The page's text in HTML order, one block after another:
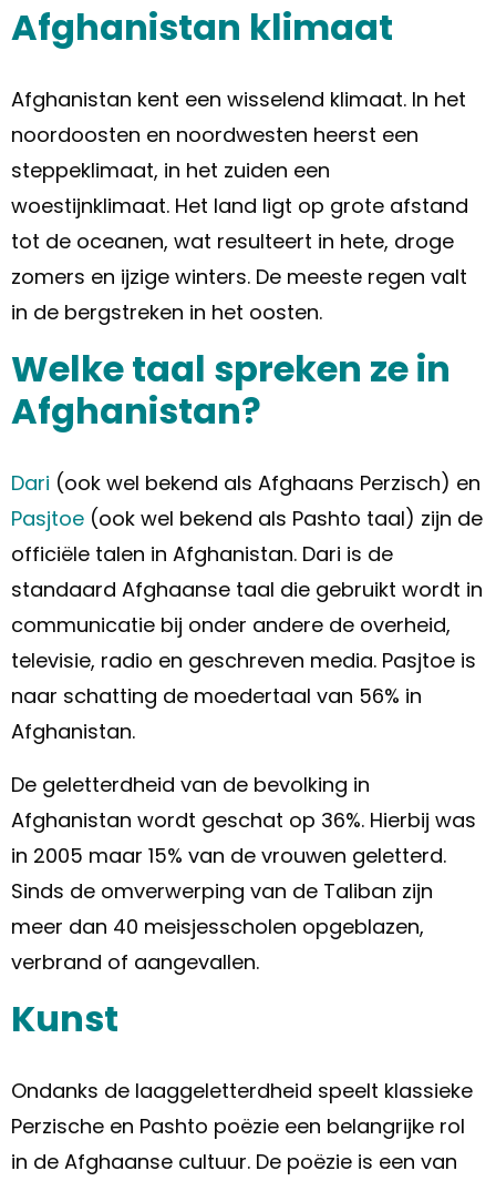
Afghanistan klimaat
Afghanistan kent een wisselend klimaat. In het
noordoosten en noordwesten heerst een
steppeklimaat, in het zuiden een
woestijnklimaat. Het land ligt op grote afstand
tot de oceanen, wat resulteert in hete, droge
zomers en ijzige winters. De meeste regen valt
in de bergstreken in het oosten.
Welke taal spreken ze in
Afghanistan?
Dari (ook wel bekend als Afghaans Perzisch) en
Pasjtoe (ook wel bekend als Pashto taal) zijn de
officiële talen in Afghanistan. Dari is de
standaard Afghaanse taal die gebruikt wordt in
communicatie bij onder andere de overheid,
televisie, radio en geschreven media. Pasjtoe is
naar schatting de moedertaal van 56% in
Afghanistan.
De geletterdheid van de bevolking in
Afghanistan wordt geschat op 36%. Hierbij was
in 2005 maar 15% van de vrouwen geletterd.
Sinds de omverwerping van de Taliban zijn
meer dan 40 meisjesscholen opgeblazen,
verbrand of aangevallen.
Kunst
Ondanks de laaggeletterdheid speelt klassieke
Perzische en Pashto poëzie een belangrijke rol
in de Afghaanse cultuur. De poëzie is een van